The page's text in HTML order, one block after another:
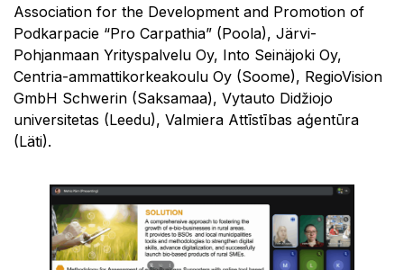
Association for the Development and Promotion of
Podkarpacie “Pro Carpathia” (Poola), Järvi-
Pohjanmaan Yrityspalvelu Oy, Into Seinäjoki Oy,
Centria-ammattikorkeakoulu Oy (Soome), RegioVision
GmbH Schwerin (Saksamaa), Vytauto Didžiojo
universitetas (Leedu), Valmiera Attīstības aģentūra
(Läti).